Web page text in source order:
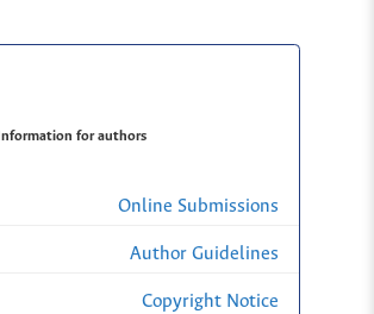
Information for authors
Online Submissions
Author Guidelines
Copyright Notice